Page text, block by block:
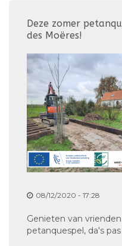
Deze zomer
des Moëres!
08/12/2020 - 17:28
Genieten van
petanquespel, da's